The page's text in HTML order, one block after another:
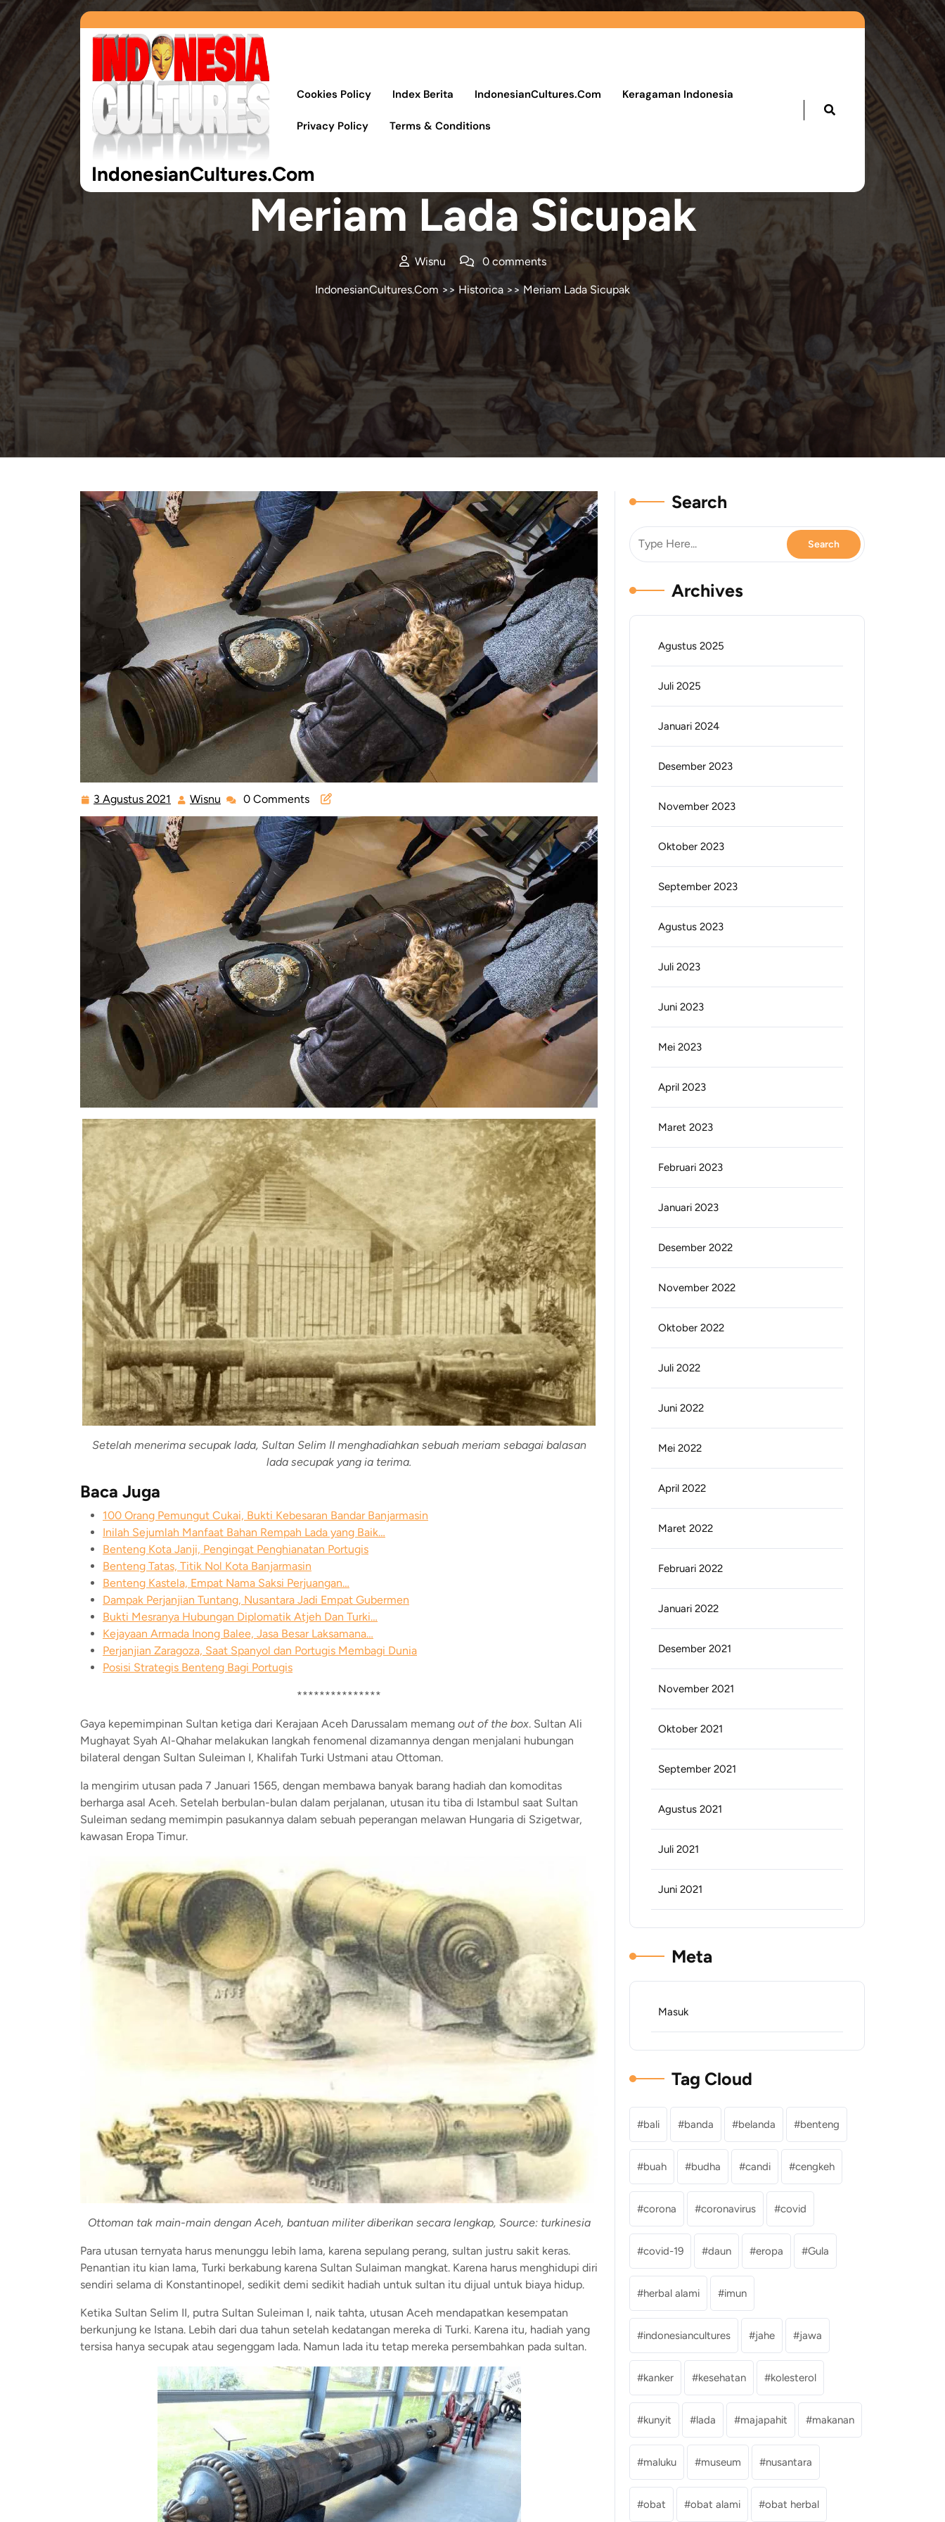
IndonesianCultures.Com
Cookies Policy Index Berita IndonesianCultures.Com Keragaman Indonesia
Privacy Policy Terms & Conditions
Meriam Lada Sicupak
Wisnu 0 comments
IndonesianCultures.Com >> Historica >> Meriam Lada Sicupak
3 Agustus 2021 Wisnu 0 Comments
Setelah menerima secupak lada, Sultan Selim II menghadiahkan sebuah meriam sebagai balasan
lada secupak yang ia terima.
Baca Juga
100 Orang Pemungut Cukai, Bukti Kebesaran Bandar Banjarmasin
Inilah Sejumlah Manfaat Bahan Rempah Lada yang Baik…
Benteng Kota Janji, Pengingat Penghianatan Portugis
Benteng Tatas, Titik Nol Kota Banjarmasin
Benteng Kastela, Empat Nama Saksi Perjuangan…
Dampak Perjanjian Tuntang, Nusantara Jadi Empat Gubermen
Bukti Mesranya Hubungan Diplomatik Atjeh Dan Turki…
Kejayaan Armada Inong Balee, Jasa Besar Laksamana…
Perjanjian Zaragoza, Saat Spanyol dan Portugis Membagi Dunia
Posisi Strategis Benteng Bagi Portugis
***************
Gaya kepemimpinan Sultan ketiga dari Kerajaan Aceh Darussalam memang out of the box. Sultan Ali
Mughayat Syah Al-Qhahar melakukan langkah fenomenal dizamannya dengan menjalani hubungan
bilateral dengan Sultan Suleiman I, Khalifah Turki Ustmani atau Ottoman.
Ia mengirim utusan pada 7 Januari 1565, dengan membawa banyak barang hadiah dan komoditas
berharga asal Aceh. Setelah berbulan-bulan dalam perjalanan, utusan itu tiba di Istambul saat Sultan
Suleiman sedang memimpin pasukannya dalam sebuah peperangan melawan Hungaria di Szigetwar,
kawasan Eropa Timur.
Ottoman tak main-main dengan Aceh, bantuan militer diberikan secara lengkap, Source: turkinesia
Para utusan ternyata harus menunggu lebih lama, karena sepulang perang, sultan justru sakit keras.
Penantian itu kian lama, Turki berkabung karena Sultan Sulaiman mangkat. Karena harus menghidupi diri
sendiri selama di Konstantinopel, sedikit demi sedikit hadiah untuk sultan itu dijual untuk biaya hidup.
Ketika Sultan Selim II, putra Sultan Suleiman I, naik tahta, utusan Aceh mendapatkan kesempatan
berkunjung ke Istana. Lebih dari dua tahun setelah kedatangan mereka di Turki. Karena itu, hadiah yang
tersisa hanya secupak atau segenggam lada. Namun lada itu tetap mereka persembahkan pada sultan.
Search
Archives
Agustus 2025
Juli 2025
Januari 2024
Desember 2023
November 2023
Oktober 2023
September 2023
Agustus 2023
Juli 2023
Juni 2023
Mei 2023
April 2023
Maret 2023
Februari 2023
Januari 2023
Desember 2022
November 2022
Oktober 2022
Juli 2022
Juni 2022
Mei 2022
April 2022
Maret 2022
Februari 2022
Januari 2022
Desember 2021
November 2021
Oktober 2021
September 2021
Agustus 2021
Juli 2021
Juni 2021
Meta
Masuk
Tag Cloud
bali banda belanda benteng
buah budha candi cengkeh
corona coronavirus covid
covid-19 daun eropa Gula
herbal alami imun
indonesiancultures jahe jawa
kanker kesehatan kolesterol
kunyit lada majapahit makanan
maluku museum nusantara
obat obat alami obat herbal